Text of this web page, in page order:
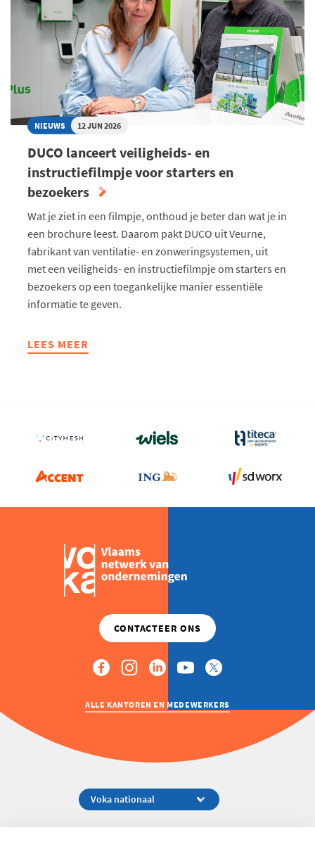
VOKA
CHARTER
DUURZAAM
ONDERNEMEN
NIEUWS 12 JUN 2026
DUCO lanceert veiligheids- en
instructiefilmpje voor starters en
bezoekers
Wat je ziet in een filmpje, onthoud je beter dan wat je in
een brochure leest. Daarom pakt DUCO uit Veurne,
fabrikant van ventilatie- en zonweringsystemen, uit
met een veiligheids- en instructiefilmpje om starters en
bezoekers op een toegankelijke manier essentiële
informatie te geven.
LEES MEER
ABOUT
VOOR
EN
ALLE KANTOREN EN MEDEWERKERS